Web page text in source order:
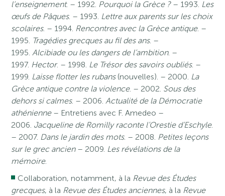
l’enseignement. – 1992. Pourquoi la Grèce ?– 1993. Les
œufs de Pâques. – 1993. Lettre aux parents sur les choix
scolaires. – 1994. Rencontres avec la Grèce antique. –
1995. Tragédies grecques au fil des ans. –
1995.Alcibiade ou les dangers de l’ambition. –
1997. Hector. – 1998. Le Trésor des savoirs oubliés. –
1999. Laisse flotter les rubans(nouvelles). – 2000. La
Grèce antique contre la violence. – 2002. Sous des
dehors si calmes. – 2006.Actualité de la Démocratie
athénienne– Entretiens avec F. Amedeo –
2006. Jacqueline de Romilly raconte l’Orestie d’Eschyle.
– 2007. Dans le jardin des mots. – 2008. Petites leçons
sur le grec ancien– 2009. Les révélations de la
mémoire.
Collaboration, notamment, à la Revue des Études
grecques, à la Revue des Études anciennes, à la Revue